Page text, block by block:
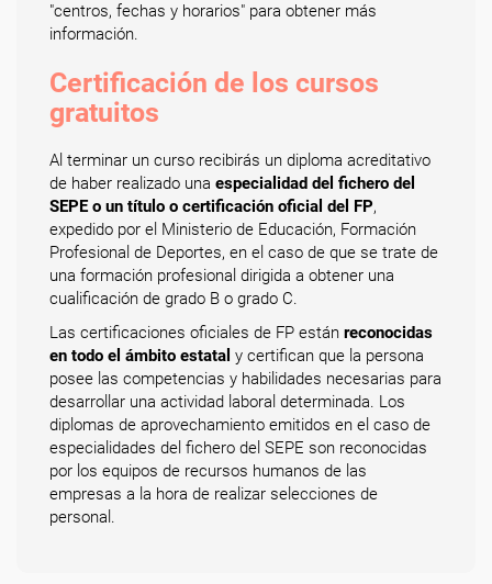
"centros, fechas y horarios" para obtener más
información.
Certificación de los cursos
gratuitos
Al terminar un curso recibirás un diploma acreditativo
de haber realizado una especialidad del fichero del
SEPE o un título o certificación oficial del FP,
expedido por el Ministerio de Educación, Formación
Profesional de Deportes, en el caso de que se trate de
una formación profesional dirigida a obtener una
cualificación de grado B o grado C.
Las certificaciones oficiales de FP están reconocidas
en todo el ámbito estatal y certifican que la persona
posee las competencias y habilidades necesarias para
desarrollar una actividad laboral determinada. Los
diplomas de aprovechamiento emitidos en el caso de
especialidades del fichero del SEPE son reconocidas
por los equipos de recursos humanos de las
empresas a la hora de realizar selecciones de
personal.